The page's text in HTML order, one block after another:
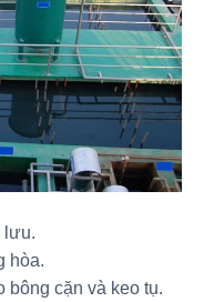
lưu.
hòa.
cặn và keo tụ.